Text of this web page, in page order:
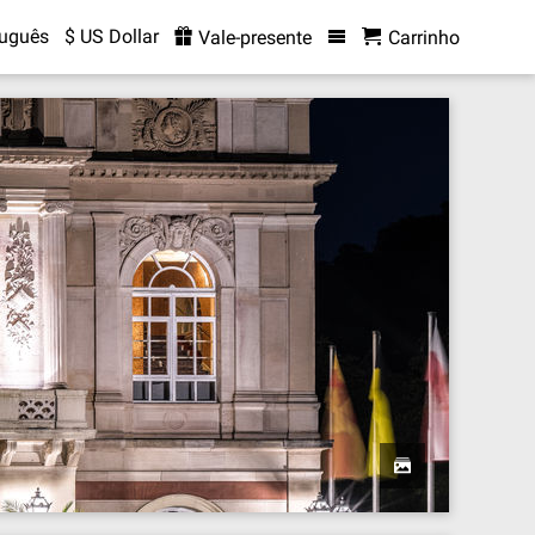
$ US Dollar Vale-presente Carrinho